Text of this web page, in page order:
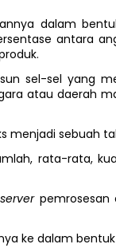
dalam
antara
sel-sel yang
atau daerah
menjadi sebuah
rata-rata,
server
ke dalam